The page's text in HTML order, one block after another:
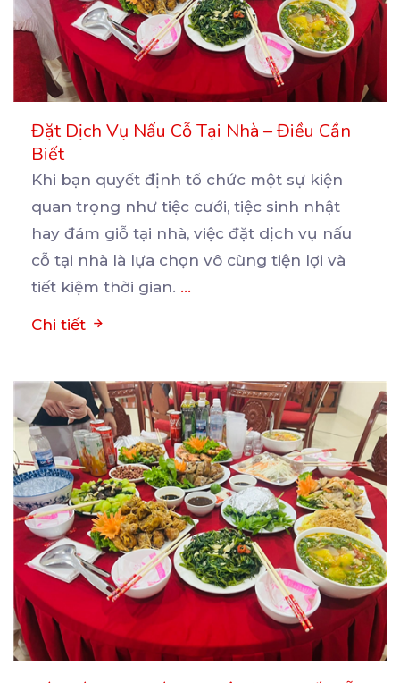
Đặt Dịch Vụ Nấu Cỗ Tại Nhà – Điều Cần
Biết
Khi bạn quyết định tổ chức một sự kiện
quan trọng như tiệc cưới, tiệc sinh nhật
hay đám giỗ tại nhà, việc đặt dịch vụ nấu
cỗ tại nhà là lựa chọn vô cùng tiện lợi và
tiết kiệm thời gian. ...
Chi tiết